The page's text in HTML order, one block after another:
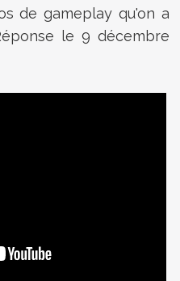
de gameplay qu'on a
le 9 décembre